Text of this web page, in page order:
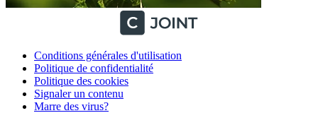
Conditions générales d'utilisation
Politique de confidentialité
Politique des cookies
Signaler un contenu
Marre des virus?